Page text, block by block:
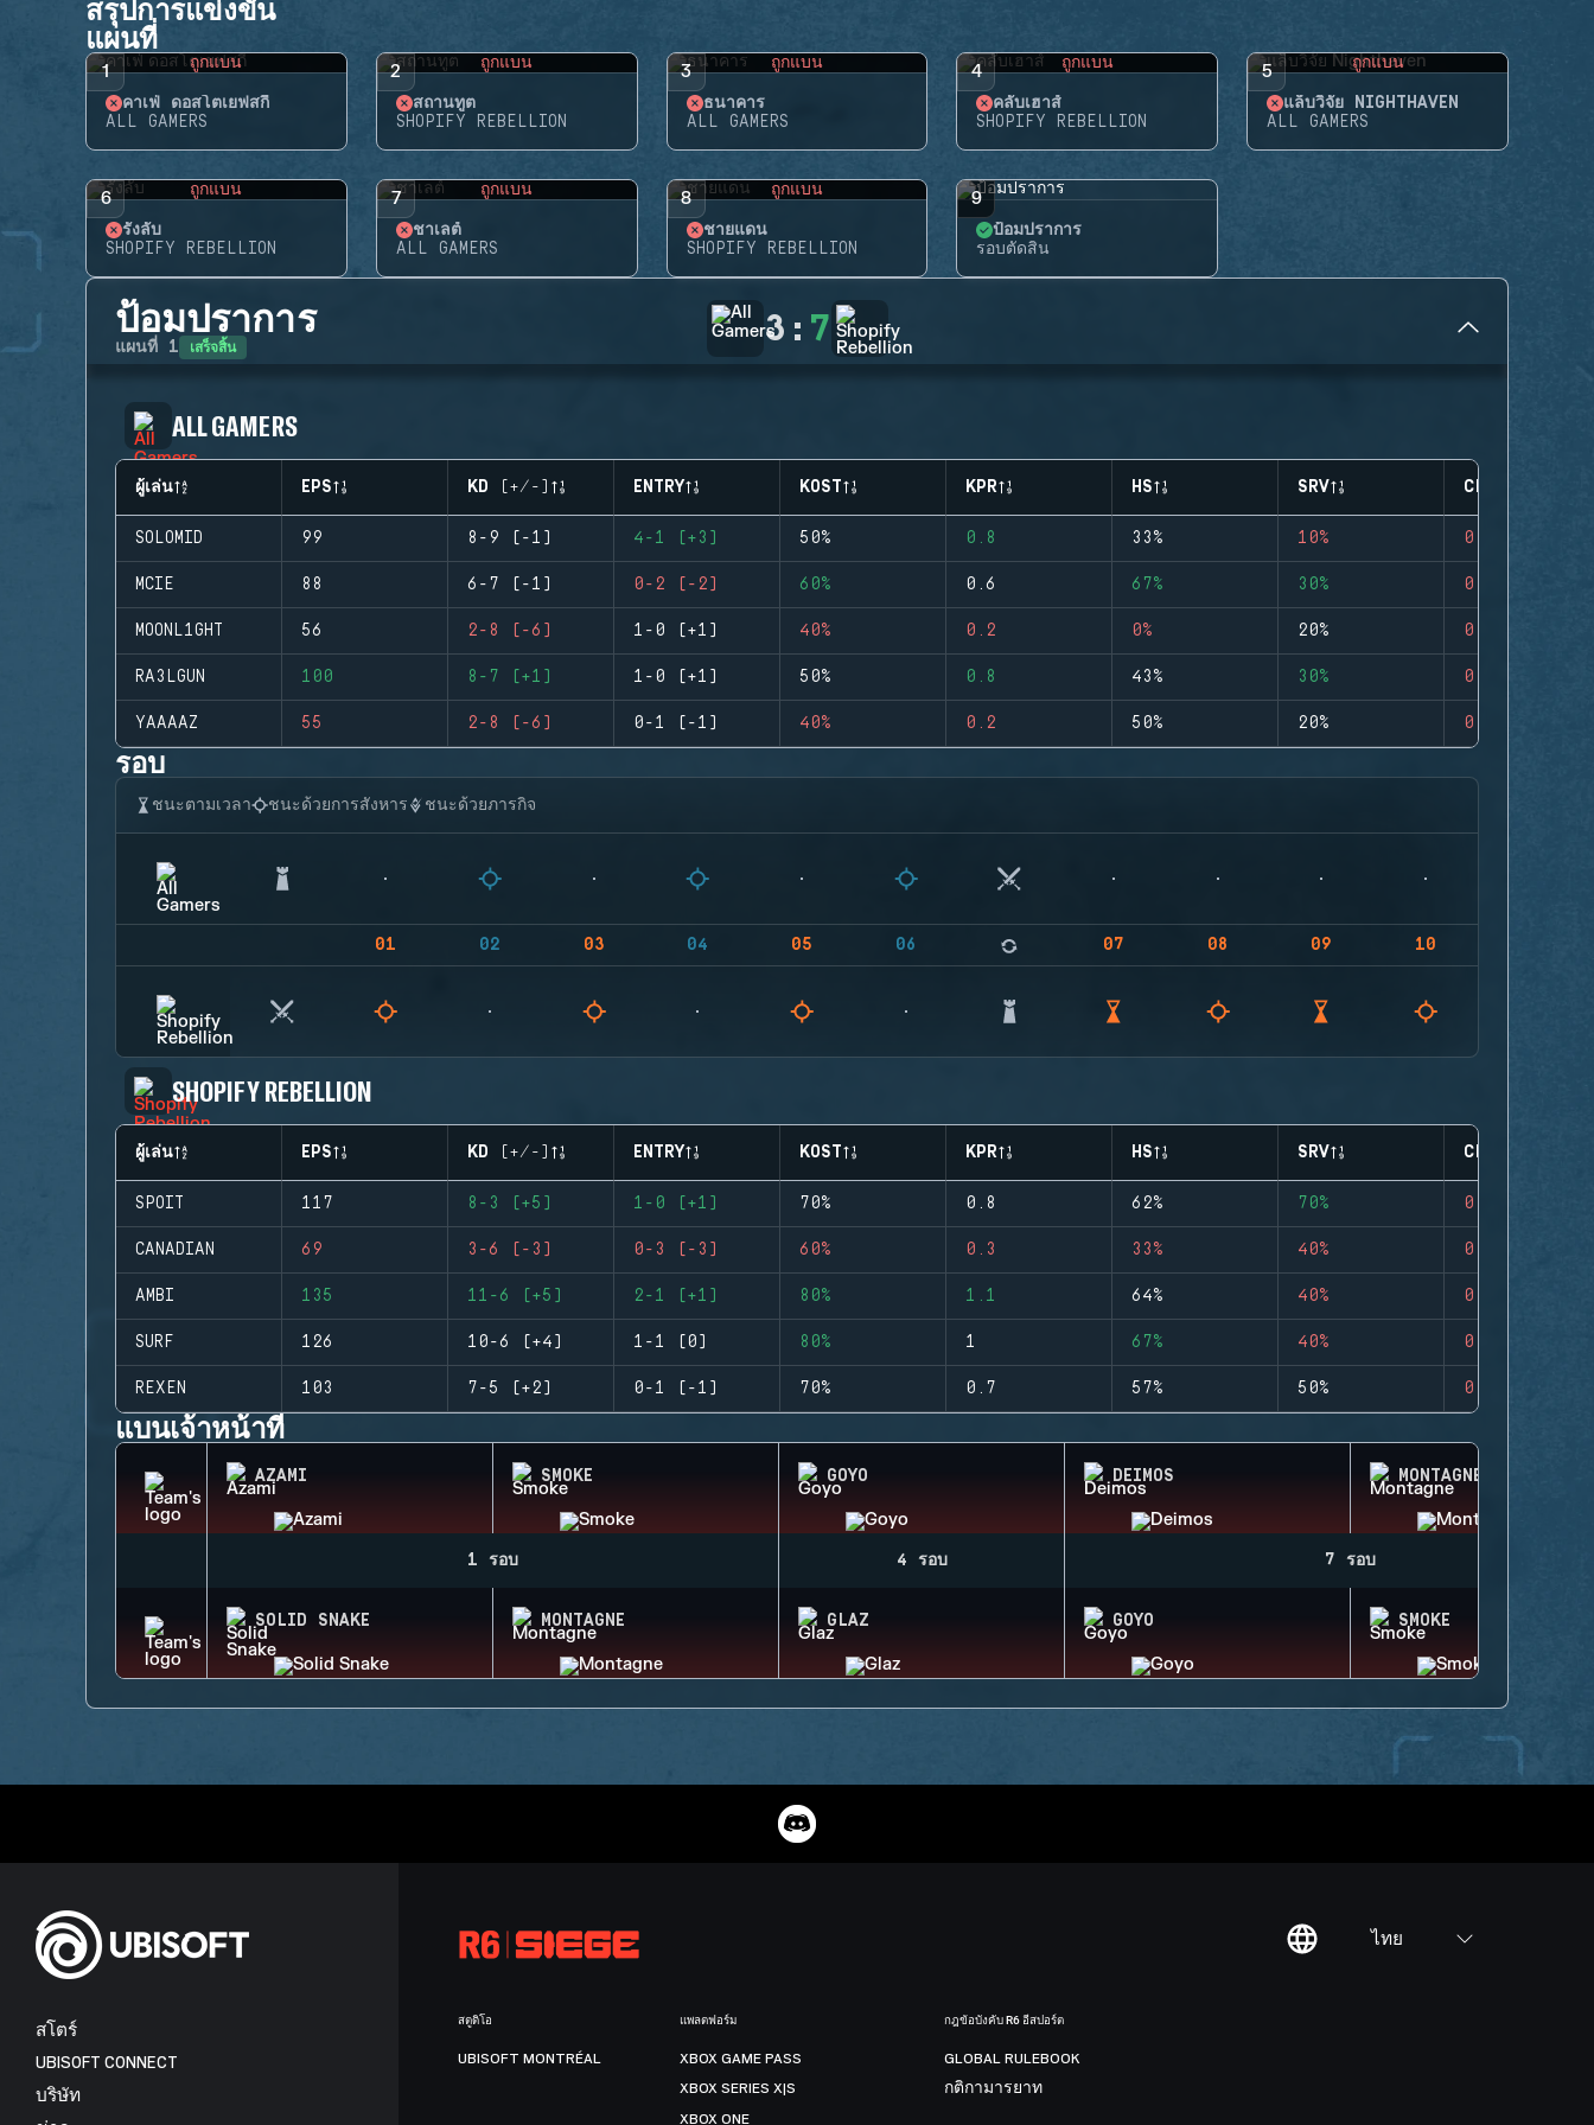
สรุปการแข่งขัน
แผนที่
1 ถูกแบน
คาเฟ่ ดอสโตเยฟสกี้
ALL GAMERS
2 ถูกแบน
สถานทูต
SHOPIFY REBELLION
3 ถูกแบน
ธนาคาร
ALL GAMERS
4 ถูกแบน
คลับเฮาส์
SHOPIFY REBELLION
5 ถูกแบน
แล็บวิจัย NIGHTHAVEN
ALL GAMERS
6 ถูกแบน
รังลับ
SHOPIFY REBELLION
7 ถูกแบน
ชาเลต์
ALL GAMERS
8 ถูกแบน
ชายแดน
SHOPIFY REBELLION
9
ป้อมปราการ
รอบตัดสิน
ป้อมปราการ
แผนที่ 1 เสร็จสิ้น 3 : 7
ALL GAMERS
ผู้เล่น EPS KD (+/-) ENTRY KOST KPR HS SRV CLUTCHES
SOLOMID 99 8-9 (-1) 4-1 (+3) 50% 0.8 33% 10% 0
MCIE 88 6-7 (-1) 0-2 (-2) 60% 0.6 67% 30% 0
MOONL1GHT 56 2-8 (-6) 1-0 (+1) 40% 0.2 0% 20% 0
RA3LGUN 100 8-7 (+1) 1-0 (+1) 50% 0.8 43% 30% 0
YAAAAZ 55 2-8 (-6) 0-1 (-1) 40% 0.2 50% 20% 0
รอบ
ชนะตามเวลา ชนะด้วยการสังหาร ชนะด้วยภารกิจ
01 02 03 04 05 06 07 08 09 10
SHOPIFY REBELLION
ผู้เล่น EPS KD (+/-) ENTRY KOST KPR HS SRV CLUTCHES
SPOIT 117 8-3 (+5) 1-0 (+1) 70% 0.8 62% 70% 0
CANADIAN 69 3-6 (-3) 0-3 (-3) 60% 0.3 33% 40% 0
AMBI 135 11-6 (+5) 2-1 (+1) 80% 1.1 64% 40% 0
SURF 126 10-6 (+4) 1-1 (0) 80% 1 67% 40% 0
REXEN 103 7-5 (+2) 0-1 (-1) 70% 0.7 57% 50% 0
แบนเจ้าหน้าที่
AZAMI SMOKE GOYO DEIMOS MONTAGNE
1 รอบ 4 รอบ 7 รอบ
SOLID SNAKE MONTAGNE GLAZ GOYO SMOKE
ไทย
สโตร์
UBISOFT CONNECT
บริษัท
สตูดิโอ
UBISOFT MONTRÉAL
แพลตฟอร์ม
XBOX GAME PASS
XBOX SERIES X|S
XBOX ONE
กฎข้อบังคับ R6 อีสปอร์ต
GLOBAL RULEBOOK
กติกามารยาท